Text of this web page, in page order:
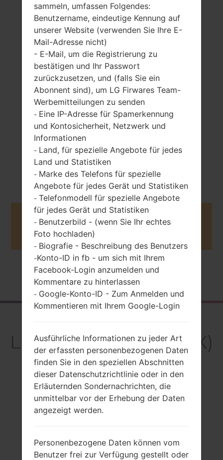
163 gramm (5.75
unzen)
entfernbar Li-Ion
3000 mAh
Android 6.0.x
Marshmallow
Mai, 2015
Buy accessories on Amazon
Serie
LGH631MX(LGH631MX)
akaLG G Stylo
Vergleiche
sammeln, umfassen Folgendes:
Benutzername, eindeutige Kennung auf
unserer Website (verwenden Sie Ihre E-
Mail-Adresse nicht)
- E-Mail, um die Registrierung zu
bestätigen und Ihr Passwort
zurückzusetzen, und (falls Sie ein
Abonnent sind), um LG Firwares Team-
Werbemitteilungen zu senden
- Eine IP-Adresse für Spamerkennung
und Kontosicherheit, Netzwerk und
Informationen
- Land, für spezielle Angebote für jedes
Land und Statistiken
- Marke des Telefons für spezielle
Angebote für jedes Gerät und Statistiken
- Telefonmodell für spezielle Angebote
für jedes Gerät und Statistiken
- Benutzerbild - (wenn Sie Ihr echtes
Foto hochladen)
- Biografie - Beschreibung des Benutzers
-Konto-ID in fb - um sich mit Ihrem
Facebook-Login anzumelden und
Kommentare zu hinterlassen
- Google-Konto-ID - Zum Anmelden und
Kommentieren mit Ihrem Google-Login
Ausführliche Informationen zu jeder Art
der erfassten personenbezogenen Daten
finden Sie in den speziellen Abschnitten
dieser Datenschutzrichtlinie oder in den
Erläuternden Sondernachrichten, die
unmittelbar vor der Erhebung der Daten
angezeigt werden.
Personenbezogene Daten können vom
Benutzer frei zur Verfügung gestellt oder